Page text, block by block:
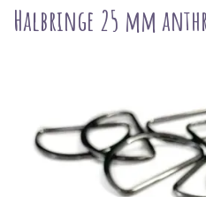
Halbringe 25 mm